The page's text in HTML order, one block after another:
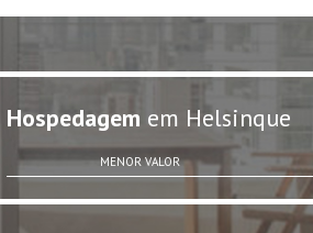
Hospedagem em Helsinque
MENOR VALOR